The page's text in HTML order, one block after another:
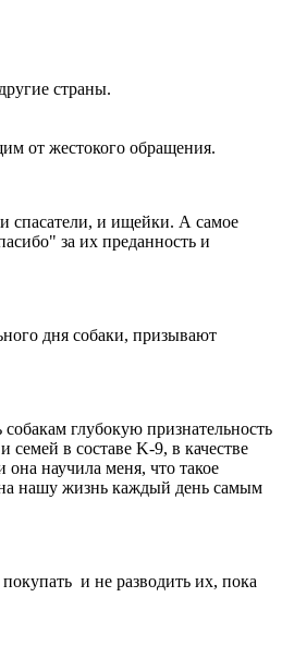
е страны.
от жестокого обращения.
спасатели, и ищейки. А самое
за их преданность и
дня собаки, призывают
глубокую признательность
в составе K-9, в качестве
научила меня, что такое
на нашу жизнь каждый день самым
и не разводить их, пока